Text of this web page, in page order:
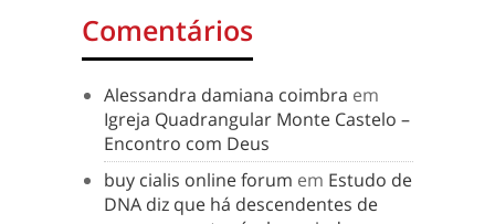
Comentários
Alessandra damiana coimbra em
Igreja Quadrangular Monte Castelo –
Encontro com Deus
buy cialis online forum em Estudo de
DNA diz que há descendentes de